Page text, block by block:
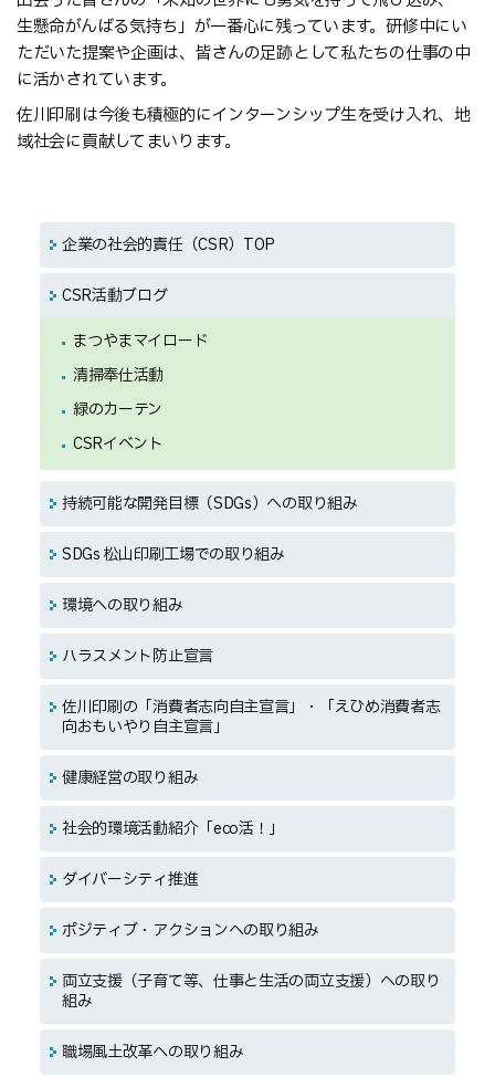
生懸命がんばる気持ち」が一番心に残っています。研修中にい
ただいた提案や企画は、皆さんの足跡として私たちの仕事の中
に活かされています。
佐川印刷は今後も積極的にインターンシップ生を受け入れ、地
域社会に貢献してまいります。
企業の社会的責任（CSR）TOP
CSR活動ブログ
まつやまマイロード
清掃奉仕活動
緑のカーテン
CSRイベント
持続可能な開発目標（SDGs）への取り組み
SDGs 松山印刷工場での取り組み
環境への取り組み
ハラスメント防止宣言
佐川印刷の「消費者志向自主宣言」・「えひめ消費者志
向おもいやり自主宣言」
健康経営の取り組み
社会的環境活動紹介「eco活！」
ダイバーシティ推進
ポジティブ・アクションへの取り組み
両立支援（子育て等、仕事と生活の両立支援）への取り
組み
職場風土改革への取り組み